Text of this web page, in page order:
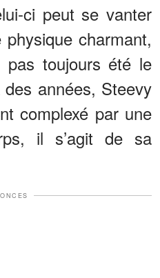
ci peut se vanter
charmant,
toujours été le
années, Steevy
complexé par une
il s’agit de sa